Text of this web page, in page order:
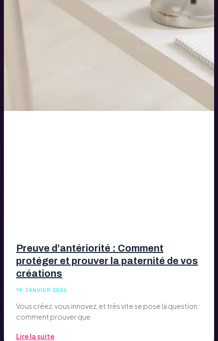
Preuve d’antériorité : Comment
protéger et prouver la paternité de vos
créations
19 JANVIER 2026
Vous créez, vous innovez, et très vite se pose la question :
comment prouver que
Lire la suite